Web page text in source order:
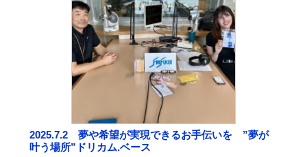
2025.7.2 夢や希望が実現できるお手伝いを ”夢が
叶う場所”ドリカム.ベース